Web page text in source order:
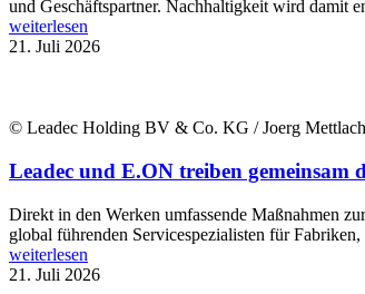
und Geschäftspartner. Nachhaltigkeit wird damit
weiterlesen
21. Juli 2026
© Leadec Holding BV & Co. KG / Joerg
Leadec und E.ON treiben
Direkt in den Werken umfassende Maßnahmen
global führenden Servicespezialisten für
weiterlesen
21. Juli 2026